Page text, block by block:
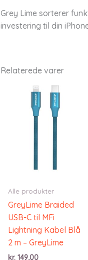
Grey Lime sorterer
investering til din
Relaterede varer
Alle produkter
GreyLime Braided
USB-C til MFi
Lightning Kabel Blå
2 m – GreyLime
kr. 149,00